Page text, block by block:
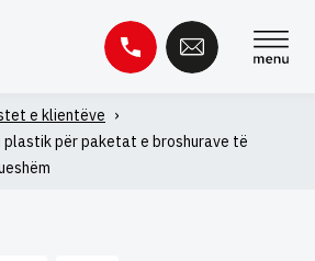
e klientëve ›
plastik për paketat e broshurave të